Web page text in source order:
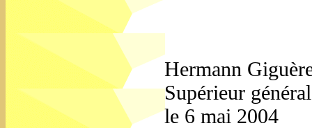
Hermann
Supérieur
le 6 mai 2004